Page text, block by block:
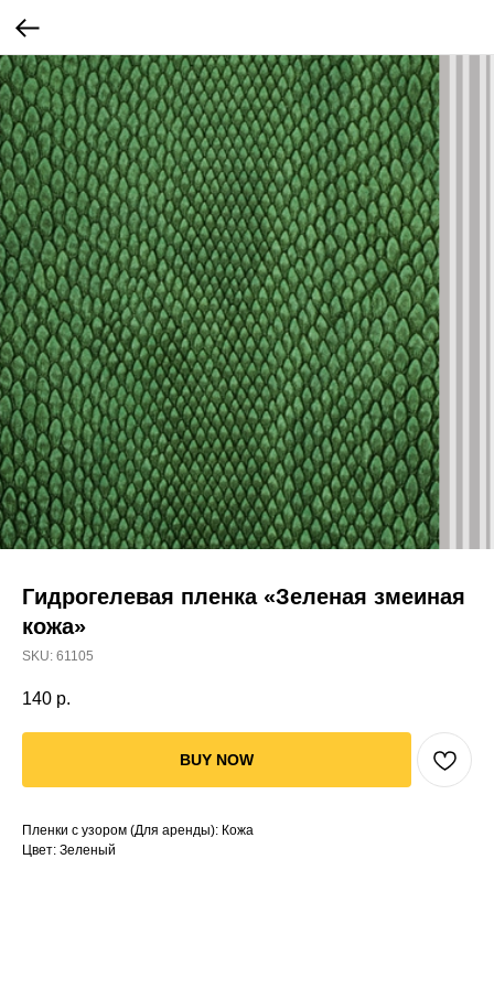
Гидрогелевая пленка «Зеленая змеиная
кожа»
SKU: 61105
140 р.
BUY NOW
Пленки с узором (Для аренды): Кожа
Цвет: Зеленый